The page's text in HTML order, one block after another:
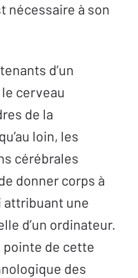
nécessaire à son
d’un
cerveau
de la
loin, les
cérébrales
donner corps à
attribuant une
d’un ordinateur.
pointe de cette
des